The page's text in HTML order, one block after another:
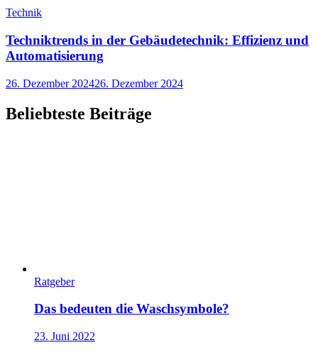
Technik
Techniktrends in der Gebäudetechnik: Effizienz und
Automatisierung
26. Dezember 202426. Dezember 2024
Beliebteste Beiträge
Ratgeber
Das bedeuten die Waschsymbole?
23. Juni 2022